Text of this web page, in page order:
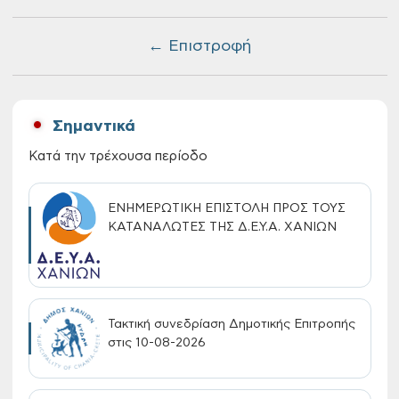
← Επιστροφή
Σημαντικά
Κατά την τρέχουσα περίοδο
ΕΝΗΜΕΡΩΤΙΚΗ ΕΠΙΣΤΟΛΗ ΠΡΟΣ ΤΟΥΣ
ΚΑΤΑΝΑΛΩΤΕΣ ΤΗΣ Δ.Ε.Υ.Α. ΧΑΝΙΩΝ
Τακτική συνεδρίαση Δημοτικής Επιτροπής
στις 10-08-2026